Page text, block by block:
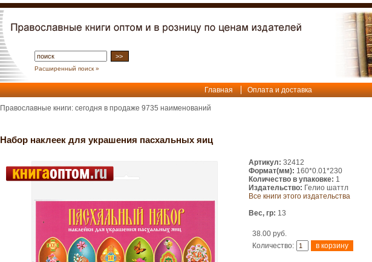
Расширенный поиск »
Главная Оплата и доставка
Православные книги: сегодня в продаже 9735 наименований
Набор наклеек для украшения пасхальных яиц
Артикул: 32412
Формат(мм): 160*0.01*230
Количество в упаковке: 1
Издательство: Гелио шаттл
Все книги этого издательства
Вес, гр: 13
38.00 руб.
Количество: